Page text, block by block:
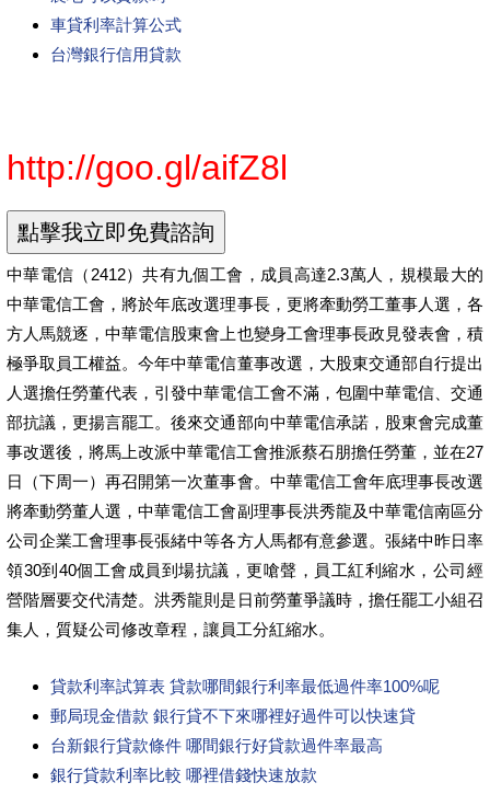
車貸利率計算公式
台灣銀行信用貸款
http://goo.gl/aifZ8l
中華電信（2412）共有九個工會，成員高達2.3萬人，規模最大的
中華電信工會，將於年底改選理事長，更將牽動勞工董事人選，各
方人馬競逐，中華電信股東會上也變身工會理事長政見發表會，積
極爭取員工權益。今年中華電信董事改選，大股東交通部自行提出
人選擔任勞董代表，引發中華電信工會不滿，包圍中華電信、交通
部抗議，更揚言罷工。後來交通部向中華電信承諾，股東會完成董
事改選後，將馬上改派中華電信工會推派蔡石朋擔任勞董，並在27
日（下周一）再召開第一次董事會。中華電信工會年底理事長改選
將牽動勞董人選，中華電信工會副理事長洪秀龍及中華電信南區分
公司企業工會理事長張緒中等各方人馬都有意參選。張緒中昨日率
領30到40個工會成員到場抗議，更嗆聲，員工紅利縮水，公司經
營階層要交代清楚。洪秀龍則是日前勞董爭議時，擔任罷工小組召
集人，質疑公司修改章程，讓員工分紅縮水。
貸款利率試算表 貸款哪間銀行利率最低過件率100%呢
郵局現金借款 銀行貸不下來哪裡好過件可以快速貸
台新銀行貸款條件 哪間銀行好貸款過件率最高
銀行貸款利率比較 哪裡借錢快速放款